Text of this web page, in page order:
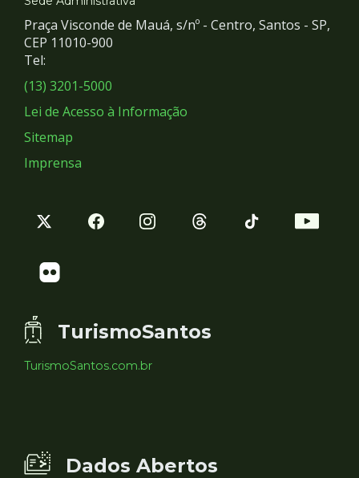
e
Redes
Sociais
Praça Visconde de Mauá, s/nº - Centro, Santos - SP,
CEP 11010-900
Tel:
(13) 3201-5000
Lei de Acesso à Informação
Sitemap
Imprensa
TurismoSantos
TurismoSantos.com.br
Dados Abertos